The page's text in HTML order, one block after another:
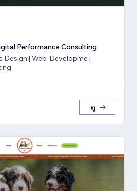
Performance Consulting
Design | Web-Developme |
ดู